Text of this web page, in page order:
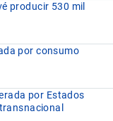
producir 530 mil
por consumo
por Estados